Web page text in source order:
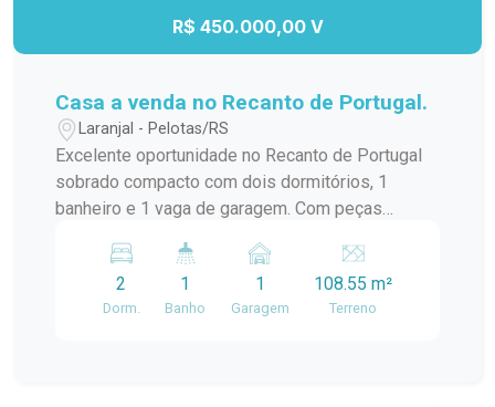
R$ 450.000,00 V
Casa a venda no Recanto de Portugal.
Laranjal - Pelotas/RS
Excelente oportunidade no Recanto de Portugal
sobrado compacto com dois dormitórios, 1
banheiro e 1 vaga de garagem. Com peças
a cozinha planejada e um ar condicionado. Espaço
com churrasqueira e área externa. Entre em
contato conosco e agende a sua visita!
2
Dorm.
1
Banho
1
Garagem
108.55 m²
Terreno